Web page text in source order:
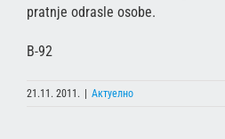
pratnje odrasle osobe.
B-92
21.11. 2011. | Актуелно